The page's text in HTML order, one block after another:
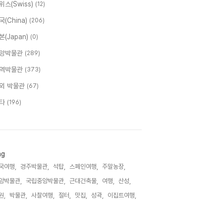
스(Swiss) (12)
(China) (206)
(Japan) (0)
박물관 (289)
박물관 (373)
박물관 (67)
(196)
여행, 경주박물관, 석탑, 스페인여행,
주말농장,
박물관,
국립중앙박물관, 근대건축물, 여행,
산성,
,
박물관, 사찰여행, 절터, 맛집, 성곽,
이집트여행,